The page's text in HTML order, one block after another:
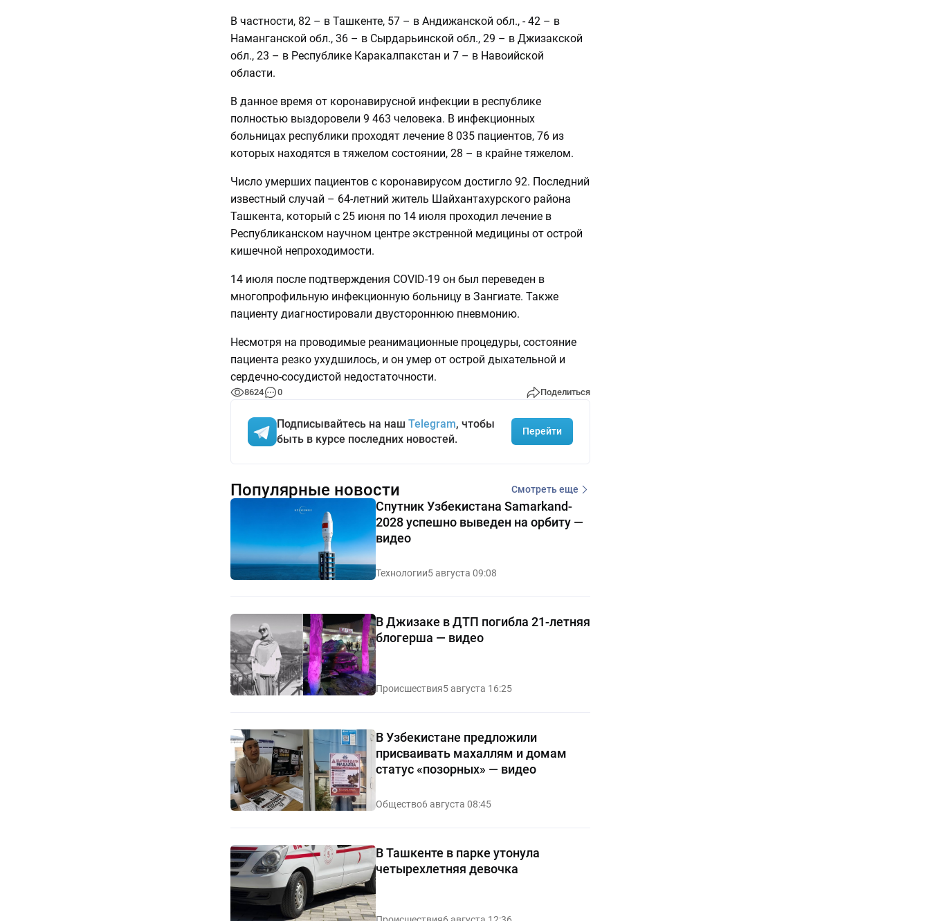
В частности, 82 – в Ташкенте, 57 – в Андижанской обл., - 42 – в
Наманганской обл., 36 – в Сырдарьинской обл., 29 – в Джизакской
обл., 23 – в Республике Каракалпакстан и 7 – в Навоийской
области.
В данное время от коронавирусной инфекции в республике
полностью выздоровели 9 463 человека. В инфекционных
больницах республики проходят лечение 8 035 пациентов, 76 из
которых находятся в тяжелом состоянии, 28 – в крайне тяжелом.
Число умерших пациентов с коронавирусом достигло 92. Последний
известный случай – 64-летний житель Шайхантахурского района
Ташкента, который с 25 июня по 14 июля проходил лечение в
Республиканском научном центре экстренной медицины от острой
кишечной непроходимости.
14 июля после подтверждения COVID-19 он был переведен в
многопрофильную инфекционную больницу в Зангиате. Также
пациенту диагностировали двустороннюю пневмонию.
Несмотря на проводимые реанимационные процедуры, состояние
пациента резко ухудшилось, и он умер от острой дыхательной и
сердечно-сосудистой недостаточности.
8624 0 Поделиться
Подписывайтесь на наш Telegram, чтобы
быть в курсе последних новостей.
Перейти
Популярные новости Смотреть еще
Спутник Узбекистана Samarkand-
2028 успешно выведен на орбиту —
видео
Технологии5 августа 09:08
В Джизаке в ДТП погибла 21-летняя
блогерша — видео
Происшествия5 августа 16:25
В Узбекистане предложили
присваивать махаллям и домам
статус «позорных» — видео
Общество6 августа 08:45
В Ташкенте в парке утонула
четырехлетняя девочка